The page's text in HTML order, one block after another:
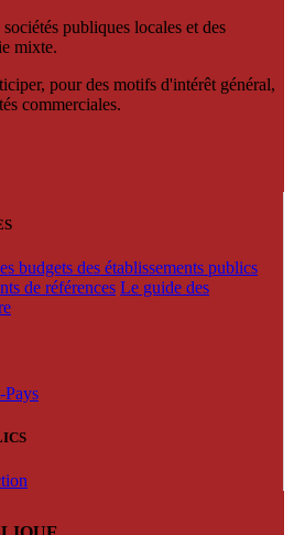
publiques locales et des
mixte.
pour des motifs d'intérêt général,
commerciales.
budgets des établissements publics
de références Le guide des
Pays